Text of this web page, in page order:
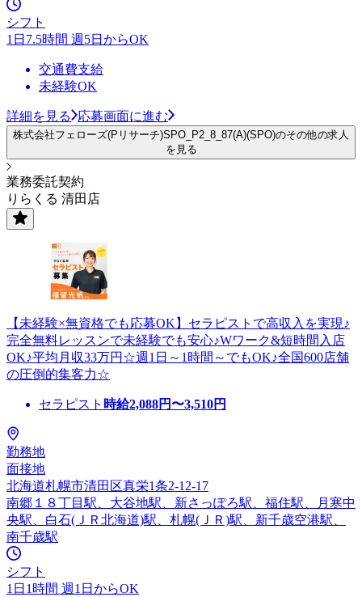
シフト
1日7.5時間 週5日からOK
交通費支給
未経験OK
詳細を見る 応募画面に進む
株式会社フェローズ(Pリサーチ)SPO_P2_8_87(A)(SPO)のその他の求人
を見る
業務委託契約
りらくる 清田店
【未経験×無資格でも応募OK】セラピストで高収入を実現♪
完全無料レッスンで未経験でも安心♪Wワーク&短時間入店
OK♪平均月収33万円☆週1日～1時間～でもOK♪全国600店舗
の圧倒的集客力☆
セラピスト 時給2,088円〜3,510円
勤務地
面接地
北海道札幌市清田区真栄1条2-12-17
南郷１８丁目駅、大谷地駅、新さっぽろ駅、福住駅、月寒中
央駅、白石(ＪＲ北海道)駅、札幌(ＪＲ)駅、新千歳空港駅、
南千歳駅
シフト
1日1時間 週1日からOK